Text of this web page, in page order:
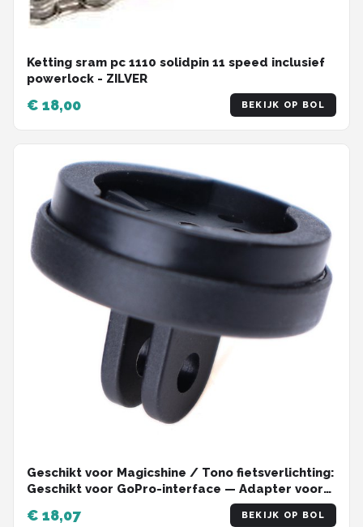
Ketting sram pc 1110 solidpin 11 speed inclusief
powerlock - ZILVER
€ 18,00 BEKIJK OP BOL
Geschikt voor Magicshine / Tono fietsverlichting:
Geschikt voor GoPro-interface — Adapter voor
montage van voorlicht onder de houder
€ 18,07 BEKIJK OP BOL